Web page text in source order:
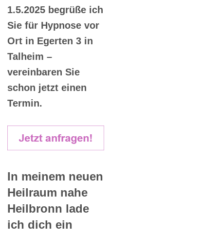
1.5.2025 begrüße ich
Sie für Hypnose vor
Ort in Egerten 3 in
Talheim –
vereinbaren Sie
schon jetzt einen
Termin.
In meinem neuen
Heilraum nahe
Heilbronn lade
ich dich ein